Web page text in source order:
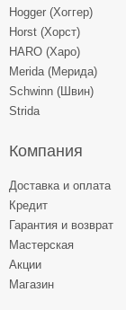
Hogger (Хоггер)
Horst (Хорст)
HARO (Харо)
Merida (Мерида)
Schwinn (Швин)
Strida
Компания
Доставка и оплата
Кредит
Гарантия и возврат
Мастерская
Акции
Магазин